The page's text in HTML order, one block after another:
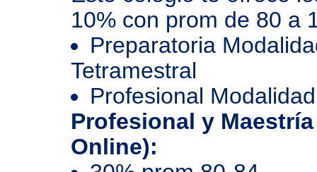
10% con prom de 80 a
Preparatoria
Tetramestral
Profesional
Profesional y
Online):